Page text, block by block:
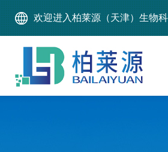
欢迎进入柏莱源（天津）生物